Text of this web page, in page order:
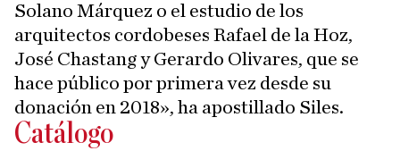
Solano Márquez o el estudio de los
arquitectos cordobeses Rafael de la Hoz,
José Chastang y Gerardo Olivares, que se
hace público por primera vez desde su
donación en 2018», ha apostillado Siles.
Catálogo